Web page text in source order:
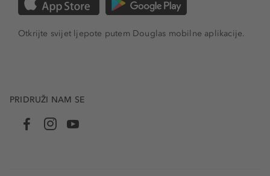
Otkrijte svijet ljepote putem Douglas mobilne aplikacije.
PRIDRUŽI NAM SE